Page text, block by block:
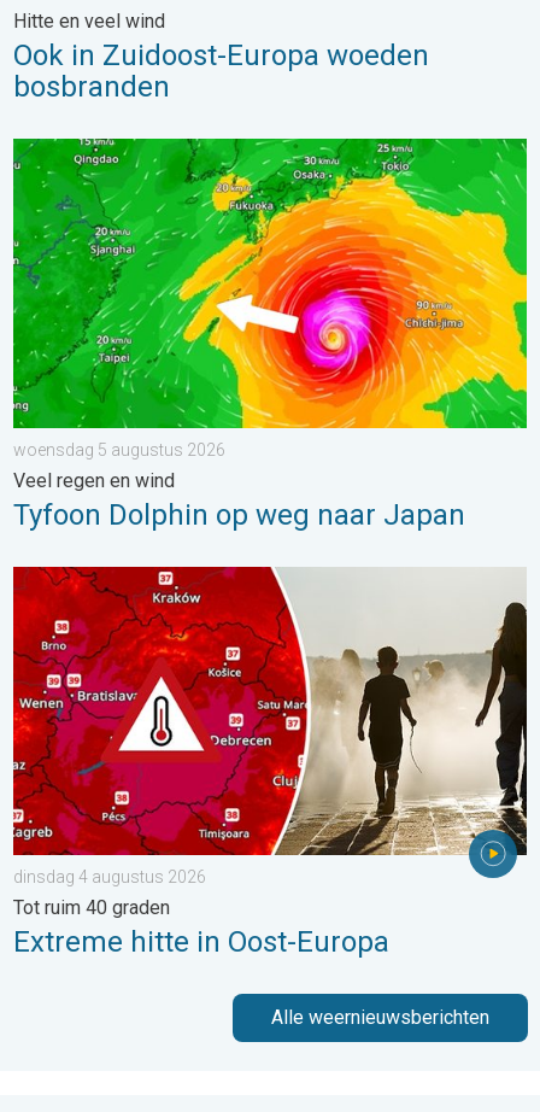
Hitte en veel wind
Ook in Zuidoost-Europa woeden
bosbranden
Tyfoon Dolphin op weg naar Japan. Veel regen en wind. . .
woensdag 5 augustus 2026
Veel regen en wind
Tyfoon Dolphin op weg naar Japan
Extreme hitte in Oost-Europa. Tot ruim 40 graden. . . dinsdag
dinsdag 4 augustus 2026
Tot ruim 40 graden
Extreme hitte in Oost-Europa
Alle weernieuwsberichten